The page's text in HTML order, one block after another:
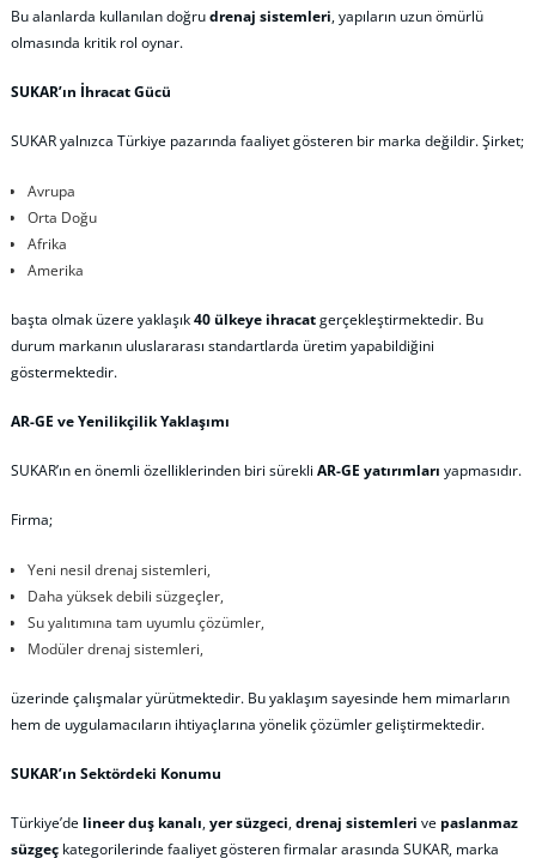
Bu alanlarda kullanılan doğrudrenaj sistemleri, yapıların uzun ömürlü
olmasında kritik rol oynar.
SUKAR’ın İhracat Gücü
SUKAR yalnızca Türkiye pazarında faaliyet gösteren bir marka değildir. Şirket;
Avrupa
Orta Doğu
Afrika
Amerika
başta olmak üzere yaklaşık40 ülkeye ihracatgerçekleştirmektedir. Bu
durum markanın uluslararası standartlarda üretim yapabildiğini
göstermektedir.
AR-GE ve Yenilikçilik Yaklaşımı
SUKAR’ın en önemli özelliklerinden biri sürekli AR-GE yatırımları yapmasıdır.
Firma;
Yeni nesil drenaj sistemleri,
Daha yüksek debili süzgeçler,
Su yalıtımına tam uyumlu çözümler,
Modüler drenaj sistemleri,
üzerinde çalışmalar yürütmektedir. Bu yaklaşım sayesinde hem mimarların
hem de uygulamacıların ihtiyaçlarına yönelik çözümler geliştirmektedir.
SUKAR’ın Sektördeki Konumu
Türkiye’de lineer duş kanalı,yer süzgeci,drenaj sistemleri ve paslanmaz
süzgeç kategorilerinde faaliyet gösteren firmalar arasında SUKAR, marka